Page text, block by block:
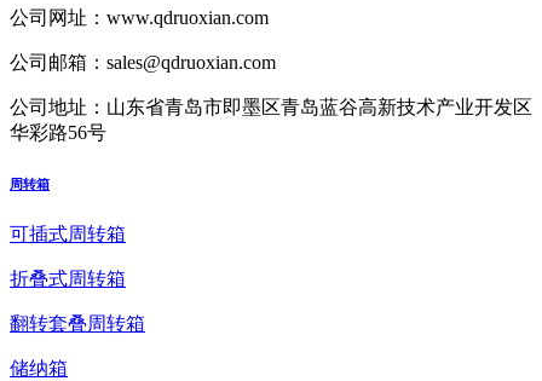
公司网址： www.qdruoxian.com
公司邮箱： sales@qdruoxian.com
公司地址： 山东省青岛市即墨区青岛蓝谷高新技术产业开发区
华彩路56号
周转箱
可插式周转箱
折叠式周转箱
翻转套叠周转箱
储纳箱